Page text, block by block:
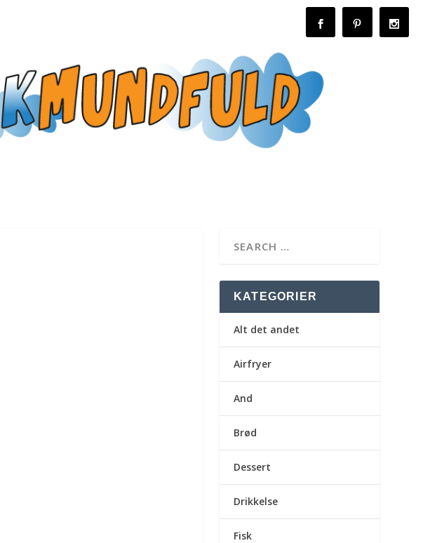
KATEGORIER
Alt det andet
Airfryer
And
Brød
Dessert
Drikkelse
Fisk